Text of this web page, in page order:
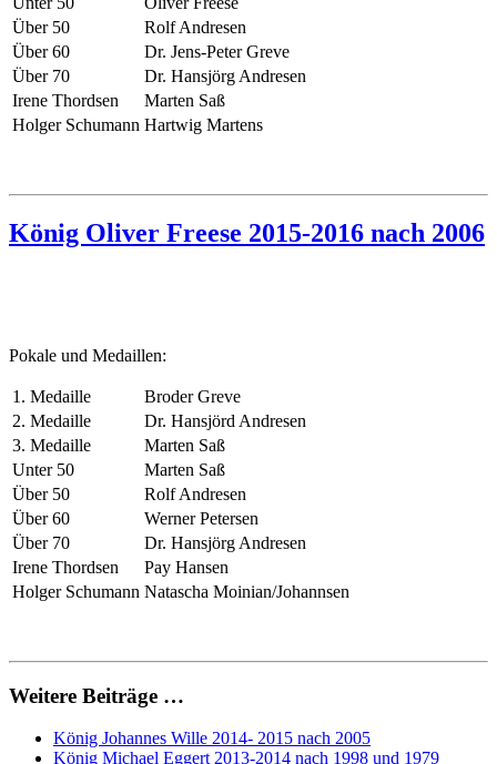
Über 50
Rolf Andresen
Über 60
Dr. Jens-Peter Greve
Über 70
Dr. Hansjörg Andresen
Irene Thordsen
Marten Saß
Holger Schumann Hartwig Martens
König Oliver Freese 2015-2016 nach 2006
Pokale und Medaillen:
1. Medaille
Broder Greve
2. Medaille
Dr. Hansjörd Andresen
3. Medaille
Marten Saß
Unter 50
Marten Saß
Über 50
Rolf Andresen
Über 60
Werner Petersen
Über 70
Dr. Hansjörg Andresen
Irene Thordsen
Pay Hansen
Holger Schumann Natascha Moinian/Johannsen
Weitere Beiträge …
König Johannes Wille 2014- 2015 nach 2005
König Michael Eggert 2013-2014 nach 1998 und 1979